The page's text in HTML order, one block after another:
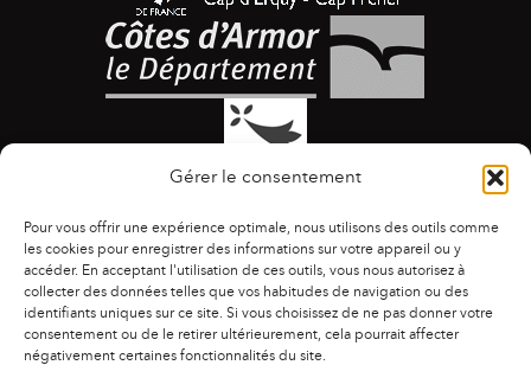
Gérer le consentement
Pour vous offrir une expérience optimale, nous utilisons des outils comme
les cookies pour enregistrer des informations sur votre appareil ou y
accéder. En acceptant l'utilisation de ces outils, vous nous autorisez à
collecter des données telles que vos habitudes de navigation ou des
identifiants uniques sur ce site. Si vous choisissez de ne pas donner votre
consentement ou de le retirer ultérieurement, cela pourrait affecter
négativement certaines fonctionnalités du site.
ACCESSIBILITÉ | AGENDA | ASSOCIATIONS
|
CONTACTS
PUBLICATIONS ESPACE PRESSE